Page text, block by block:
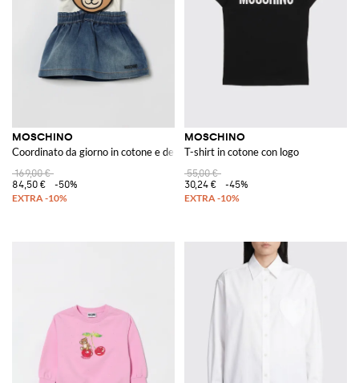
MOSCHINO
Coordinato da giorno in cotone e denim
169,00 €
84,50 €
-50%
MOSCHINO
T-shirt in cotone con logo
55,00 €
30,24 €
-45%